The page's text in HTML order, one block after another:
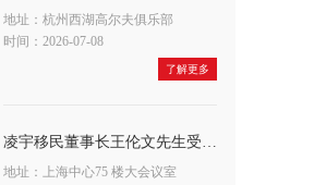
地址：杭州西湖高尔夫俱乐部
时间：2026-07-08
了解更多
凌宇移民董事长王伦文先生受邀出席申浩法商融合论坛，深度解读 CRS 与税务合规新趋势
地址：上海中心75 楼大会议室